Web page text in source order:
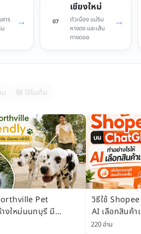
าร
→ 07
เชียงใหม่
ตัวเมือง แม่ริม
หางดง และเส้น
ทางดอย
→
🎒 ใช้ไอเท็ม
Pet
งใหม่นนทบุรี มี
Park น้องหมาเข้าได้
วิธีใช้
AI เลือกสินค้า
โอกาสขายดี มี
220 อ่าน